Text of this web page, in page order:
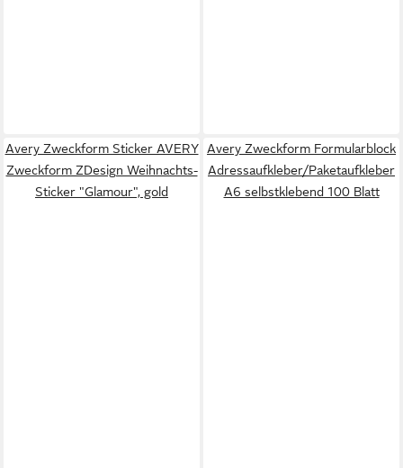
Avery Zweckform Sticker AVERY
Zweckform ZDesign Weihnachts-
Sticker "Glamour", gold
Avery Zweckform Formularblock
Adressaufkleber/Paketaufkleber
A6 selbstklebend 100 Blatt